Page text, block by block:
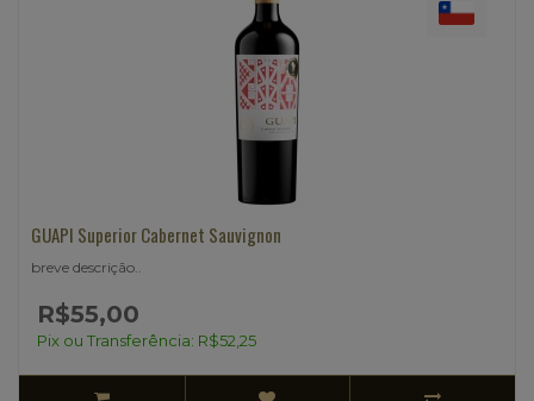
GUAPI Superior Cabernet Sauvignon
breve descrição..
R$55,00
Pix ou Transferência: R$52,25